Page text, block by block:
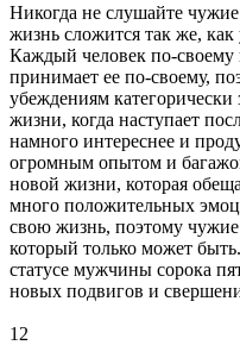
Никогда не слушайте
жизнь сложится так же, как
Каждый человек по-своему
принимает ее по-своему,
убеждениям
жизни, когда наступает
намного интереснее и
огромным опытом и
новой жизни, которая
много положительных
свою жизнь, поэтому
который только может
статусе мужчины сорока
новых подвигов и
12